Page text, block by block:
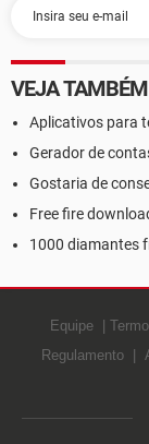
VEJA TAMBÉM
Aplicativos para
Gerador de
Gostaria de
Free fire
1000 diamantes
Equipe
Regulamento